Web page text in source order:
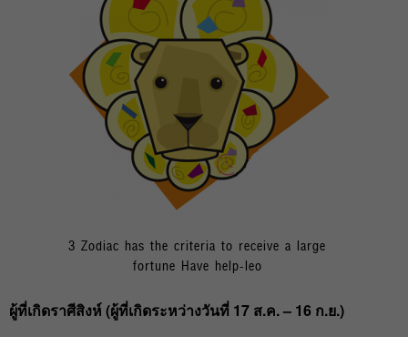
3 Zodiac has the criteria to receive a large
fortune Have help-leo
ผู้ที่เกิดราศีสิงห์ (ผู้ที่เกิดระหว่างวันที่ 17 ส.ค. – 16 ก.ย.)